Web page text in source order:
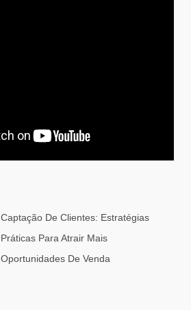
Captação De Clientes: Estratégias
Práticas Para Atrair Mais
Oportunidades De Venda